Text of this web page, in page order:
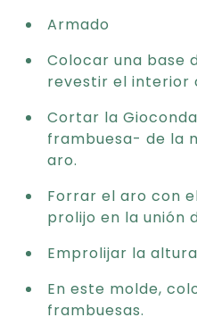
Armado
Colocar una base
revestir el interior
Cortar la
frambuesa- de la
aro.
Forrar el aro con
prolijo en la unión
Emprolijar la
En este molde,
frambuesas.